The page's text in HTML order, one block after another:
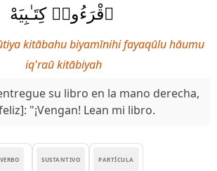
ٱقْرَءُوا۟ كِتَـٰبِيَهْ
kitābahu biyamīnihi fayaqūlu hāumu
iq'raū kitābiyah
su libro en la mano derecha,
"¡Vengan! Lean mi libro.
PARTÍCULA
SUSTANTIVO
VERBO